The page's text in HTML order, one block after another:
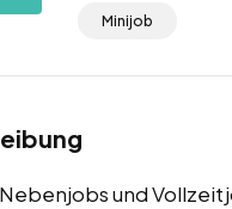
Minijob
und